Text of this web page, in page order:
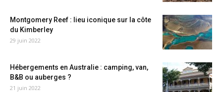
Montgomery Reef : lieu iconique sur la côte
du Kimberley
29 juin 2022
Hébergements en Australie : camping, van,
B&B ou auberges ?
21 juin 2022